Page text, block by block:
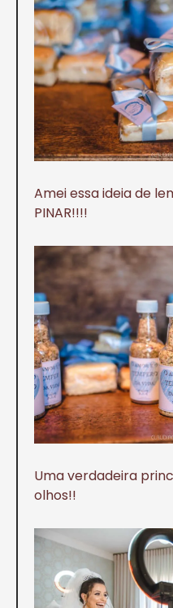
Amei essa ideia de
PINAR!!!!
Uma verdadeira
olhos!!